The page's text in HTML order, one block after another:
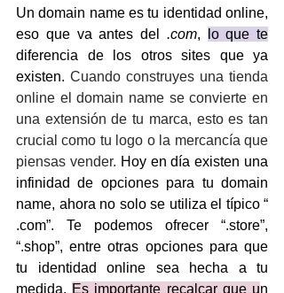
Un domain name es tu identidad online,
eso que va antes del
.com,
lo que te
diferencia de los otros sites que ya
existen. Cuando construyes una tienda
online el domain name se convierte en
una extensión de tu marca, esto es tan
crucial como tu logo o la mercancía que
piensas vender. Hoy en día existen una
infinidad de opciones para tu domain
name, ahora no solo se utiliza el típico “
.com”. Te podemos ofrecer “.store”,
“.shop”, entre otras opciones para que
tu identidad online sea hecha a tu
medida. Es importante recalcar que un